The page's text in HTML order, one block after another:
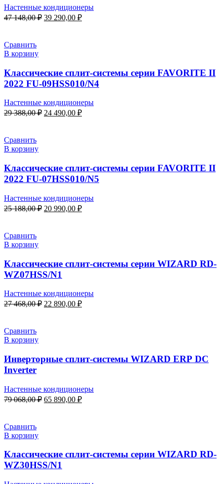
Настенные кондиционеры
47 148,00₽ Первоначальная
39 290,00 ₽Текущая
Сравнить
В корзину
Классические сплит-системы серии FAVORITE II
2022 FU-09HSS010/N4
Настенные кондиционеры
29 388,00₽ Первоначальная
24 490,00 ₽Текущая
Сравнить
В корзину
Классические сплит-системы серии FAVORITE II
2022 FU-07HSS010/N5
Настенные кондиционеры
25 188,00₽ Первоначальная
20 990,00 ₽Текущая
Сравнить
В корзину
Классические сплит-системы серии WIZARD RD-
WZ07HSS/N1
Настенные кондиционеры
27 468,00₽ Первоначальная
22 890,00 ₽Текущая
Сравнить
В корзину
Инверторные сплит-системы WIZARD ERP DC
Inverter
Настенные кондиционеры
79 068,00₽ Первоначальная
65 890,00 ₽Текущая
Сравнить
В корзину
Классические сплит-системы серии WIZARD RD-
WZ30HSS/N1